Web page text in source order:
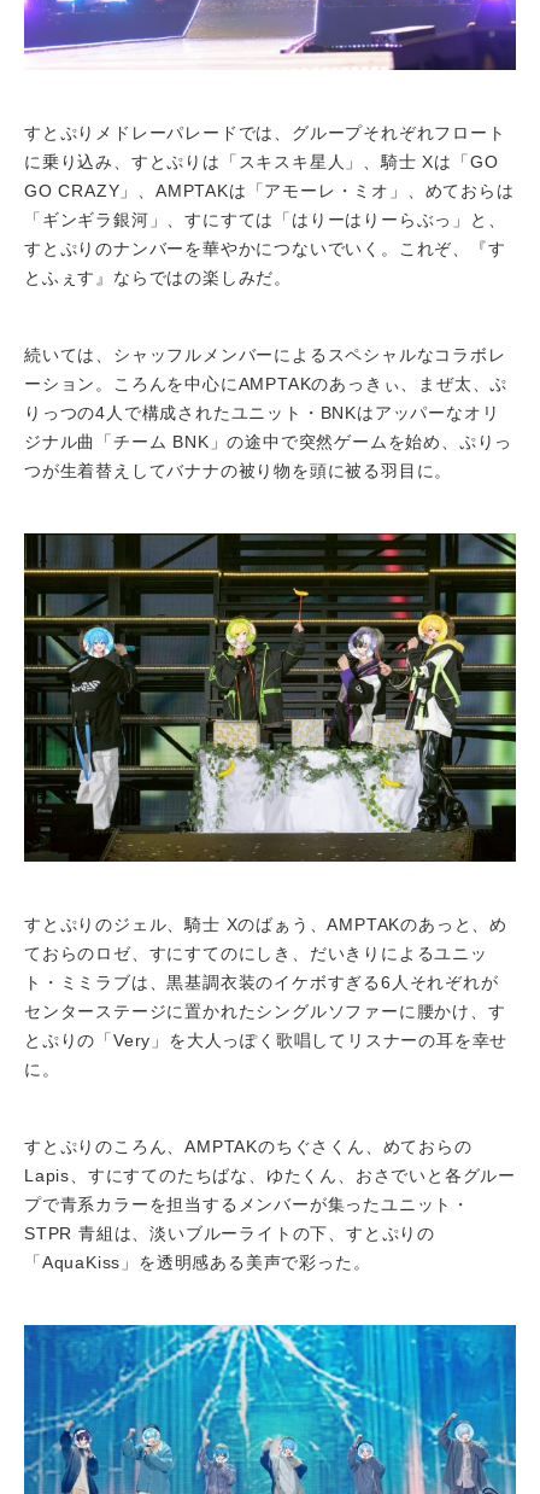
すとぷりメドレーパレードでは、グループそれぞれフロート
に乗り込み、すとぷりは「スキスキ星人」、騎士 Xは「GO
GO CRAZY」、AMPTAKは「アモーレ・ミオ」、めておらは
「ギンギラ銀河」、すにすては「はりーはりーらぶっ」と、
すとぷりのナンバーを華やかにつないでいく。これぞ、『す
とふぇす』ならではの楽しみだ。
続いては、シャッフルメンバーによるスペシャルなコラボレ
ーション。ころんを中心にAMPTAKのあっきぃ、まぜ太、ぷ
りっつの4人で構成されたユニット・BNKはアッパーなオリ
ジナル曲「チーム BNK」の途中で突然ゲームを始め、ぷりっ
つが生着替えしてバナナの被り物を頭に被る羽目に。
すとぷりのジェル、騎士 Xのばぁう、AMPTAKのあっと、め
ておらのロゼ、すにすてのにしき、だいきりによるユニッ
ト・ミミラブは、黒基調衣装のイケボすぎる6人それぞれが
センターステージに置かれたシングルソファーに腰かけ、す
とぷりの「Very」を大人っぽく歌唱してリスナーの耳を幸せ
に。
すとぷりのころん、AMPTAKのちぐさくん、めておらの
Lapis、すにすてのたちばな、ゆたくん、おさでいと各グルー
プで青系カラーを担当するメンバーが集ったユニット・
STPR 青組は、淡いブルーライトの下、すとぷりの
「AquaKiss」を透明感ある美声で彩った。